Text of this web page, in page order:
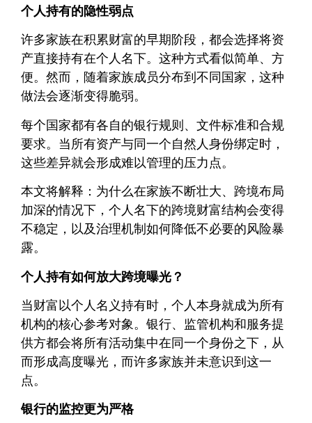
个人持有的隐性弱点
许多家族在积累财富的早期阶段，都会选择将资
产直接持有在个人名下。这种方式看似简单、方
便。然而，随着家族成员分布到不同国家，这种
做法会逐渐变得脆弱。
每个国家都有各自的银行规则、文件标准和合规
要求。当所有资产与同一个自然人身份绑定时，
这些差异就会形成难以管理的压力点。
本文将解释：为什么在家族不断壮大、跨境布局
加深的情况下，个人名下的跨境财富结构会变得
不稳定，以及治理机制如何降低不必要的风险暴
露。
个人持有如何放大跨境曝光？
当财富以个人名义持有时，个人本身就成为所有
机构的核心参考对象。银行、监管机构和服务提
供方都会将所有活动集中在同一个身份之下，从
而形成高度曝光，而许多家族并未意识到这一
点。
银行的监控更为严格